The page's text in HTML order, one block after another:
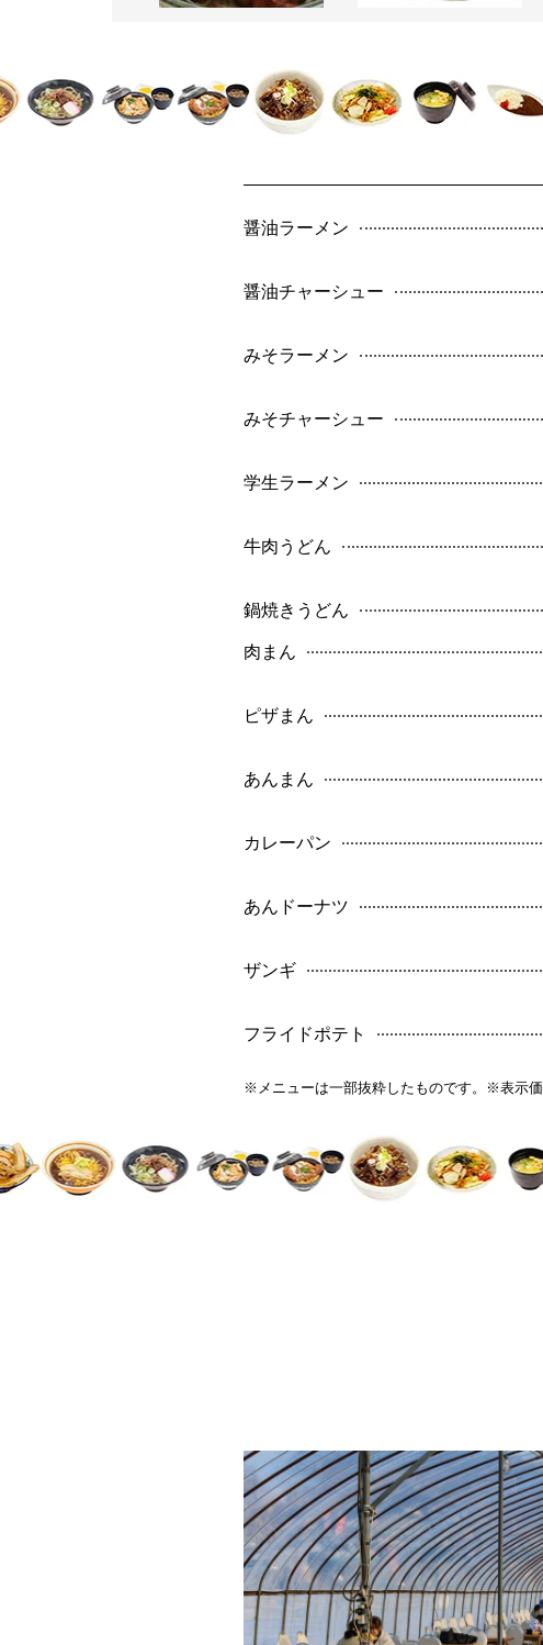
醤油ラーメン
醤油チャーシュー
みそラーメン
みそチャーシュー
学生ラーメン
牛肉うどん
鍋焼きうどん
肉まん
ピザまん
あんまん
カレーパン
あんドーナツ
ザンギ
フライドポテト
※メニューは一部抜粋したものです。※表示